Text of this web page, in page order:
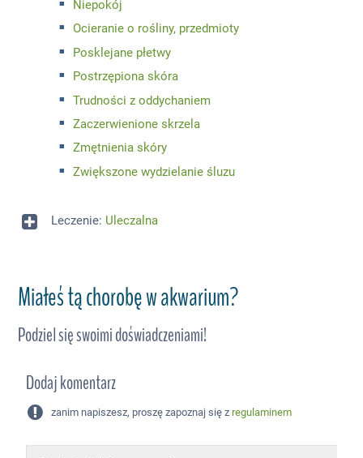
Niepokój
Ocieranie o rośliny, przedmioty
Posklejane płetwy
Postrzępiona skóra
Trudności z oddychaniem
Zaczerwienione skrzela
Zmętnienia skóry
Zwiększone wydzielanie śluzu
Leczenie: Uleczalna
Miałeś tą chorobę w akwarium?
Podziel się swoimi doświadczeniami!
Dodaj komentarz
zanim napiszesz, proszę zapoznaj się z regulaminem